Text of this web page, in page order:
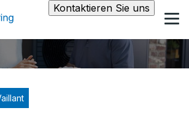
Kontaktieren Sie uns